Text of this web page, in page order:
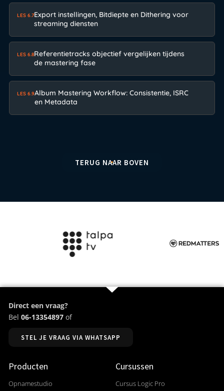
LES 6.7Export instellingen, Bitdiepte en Dithering voor
streaming diensten
LES 6.8Referentietracks objectief vergelijken tijdens
de mastering fase
LES 6.9Album Mastering Workflow: Consistentie, ISRC
en Metadata
TERUG NAAR BOVEN
Direct een vraag?
Bel 06-13354897 of
STEL JE VRAAG VIA WHATSAPP
Producten
Opnamestudio
Cursussen
Cursus Logic Pro